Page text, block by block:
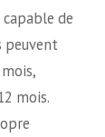
de
peuvent
mois.